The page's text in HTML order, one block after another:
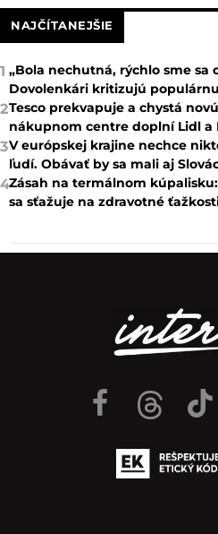
NAJČÍTANEJŠIE
1 „Bola nechutná, rýchlo sme sa
Dovolenkári kritizujú
2Tesco prekvapuje a chystá
nákupnom centre doplní Lidl a
3V európskej krajine nechce
ľudí. Obávať by sa mali aj
4Zásah na termálnom
sa sťažuje na zdravotné